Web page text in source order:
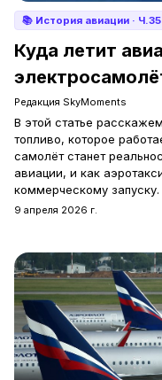
📚 История авиации · Ч.35
Куда летит
Редакция SkyMoments
В этой статье
топливо, которое
самолёт станет
авиации, и как
коммерческому
авиации» SkyMoments.
9 апреля 2026 г.